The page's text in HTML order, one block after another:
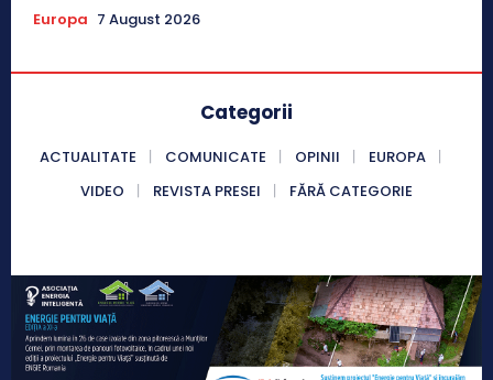
Europa 7 August 2026
Categorii
ACTUALITATE COMUNICATE OPINII
EUROPA
VIDEO
REVISTA PRESEI FĂRĂ CATEGORIE